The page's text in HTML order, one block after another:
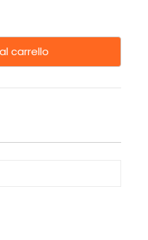
carrello